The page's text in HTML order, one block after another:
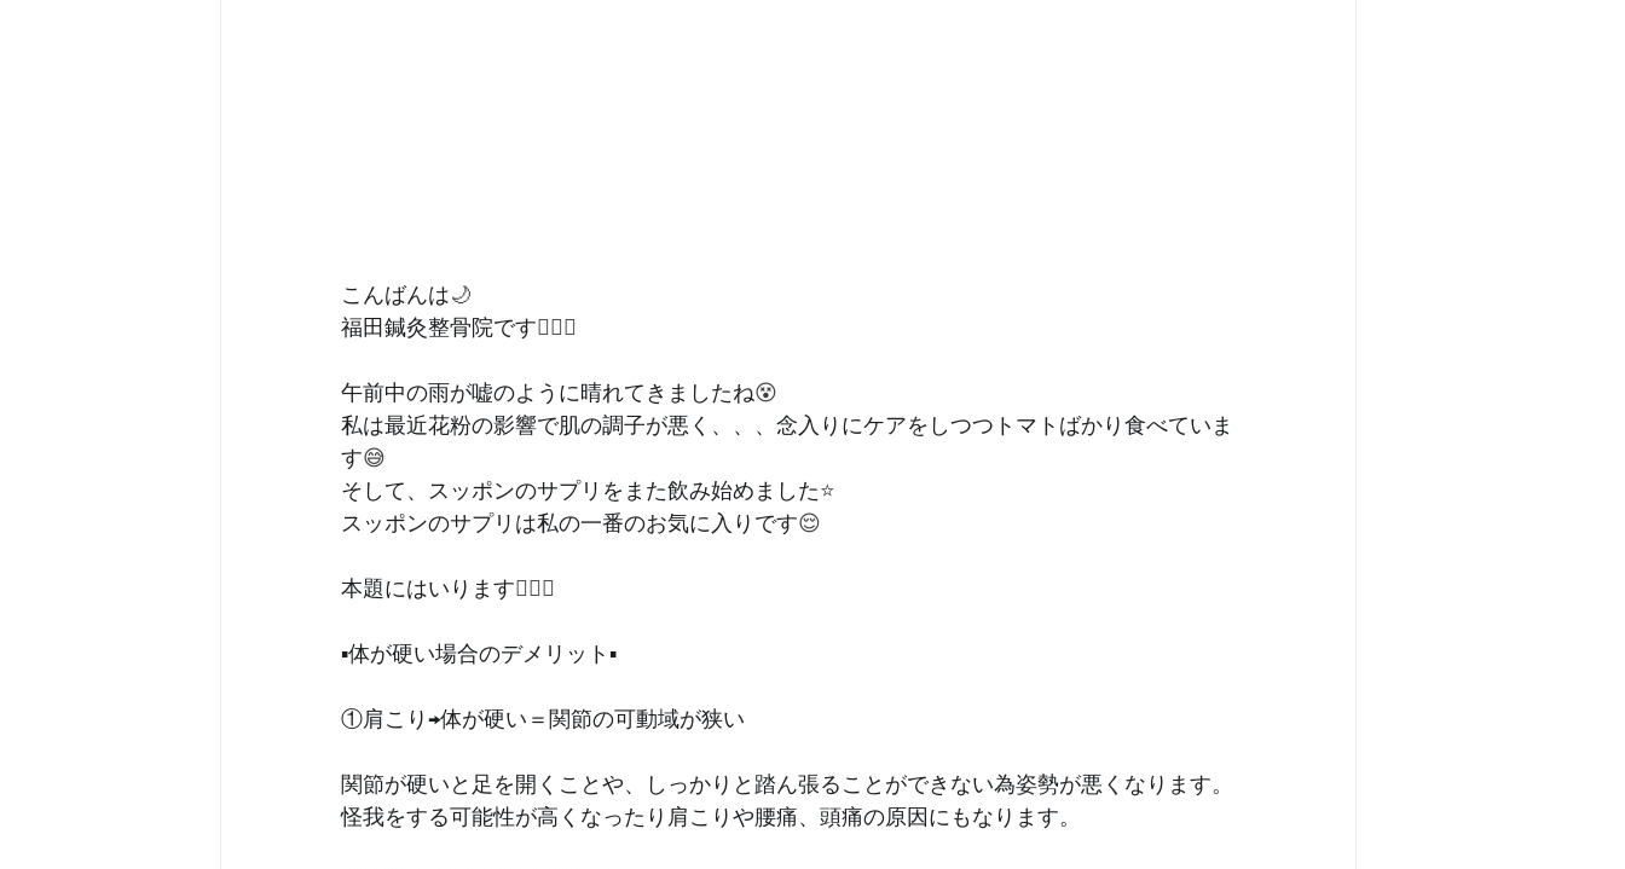
こんばんは🌙
福田鍼灸整骨院です💁🏻‍♀️
午前中の雨が嘘のように晴れてきましたね😵
私は最近花粉の影響で肌の調子が悪く、、、念入りにケアをしつつトマトばかり食べていま
す😅
そして、スッポンのサプリをまた飲み始めました⭐
スッポンのサプリは私の一番のお気に入りです😌
本題にはいります🙋🏻‍♀️
▪️体が硬い場合のデメリット▪️
①肩こり→体が硬い＝関節の可動域が狭い﻿
関節が硬いと足を開くことや、しっかりと踏ん張ることができない為姿勢が悪くなります。﻿
怪我をする可能性が高くなったり肩こりや腰痛、頭痛の原因にもなります。﻿